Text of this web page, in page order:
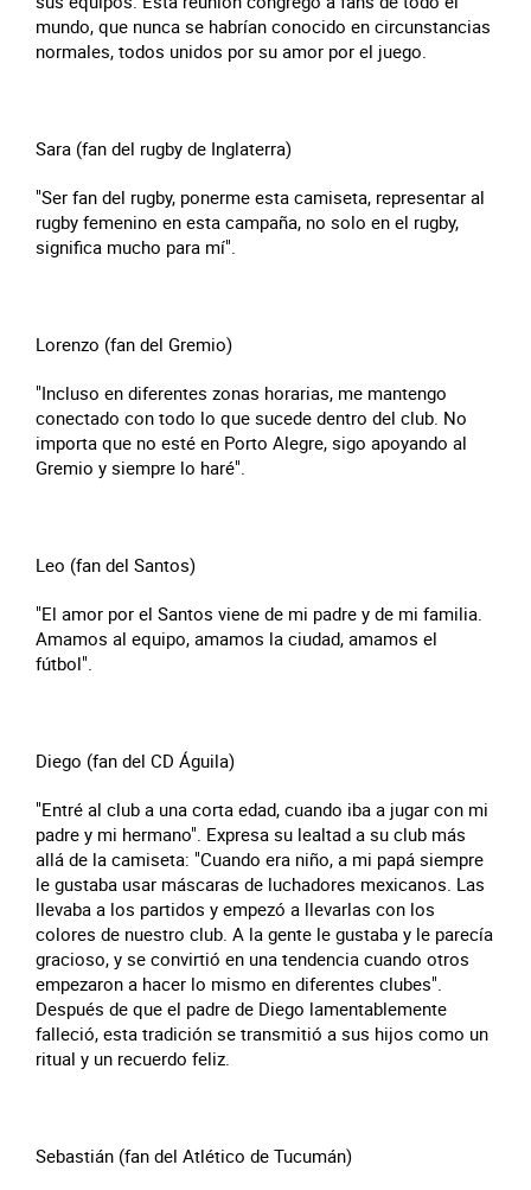
mundo, que nunca se habrían conocido en circunstancias
normales, todos unidos por su amor por el juego.
Sara (fan del rugby de Inglaterra)
"Ser fan del rugby, ponerme esta camiseta, representar al
rugby femenino en esta campaña, no solo en el rugby,
significa mucho para mí".
Lorenzo (fan del Gremio)
"Incluso en diferentes zonas horarias, me mantengo
conectado con todo lo que sucede dentro del club. No
importa que no esté en Porto Alegre, sigo apoyando al
Gremio y siempre lo haré".
Leo (fan del Santos)
"El amor por el Santos viene de mi padre y de mi familia.
Amamos al equipo, amamos la ciudad, amamos el
fútbol".
Diego (fan del CD Águila)
"Entré al club a una corta edad, cuando iba a jugar con mi
padre y mi hermano". Expresa su lealtad a su club más
allá de la camiseta: "Cuando era niño, a mi papá siempre
le gustaba usar máscaras de luchadores mexicanos. Las
llevaba a los partidos y empezó a llevarlas con los
colores de nuestro club. A la gente le gustaba y le parecía
gracioso, y se convirtió en una tendencia cuando otros
empezaron a hacer lo mismo en diferentes clubes".
Después de que el padre de Diego lamentablemente
falleció, esta tradición se transmitió a sus hijos como un
ritual y un recuerdo feliz.
Sebastián (fan del Atlético de Tucumán)